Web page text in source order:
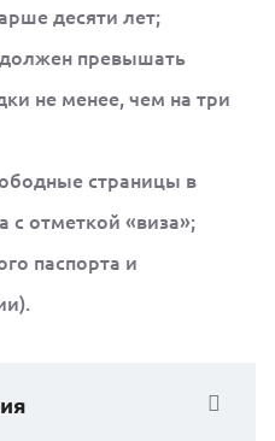
десяти лет;
превышать
не менее, чем на три
страницы в
с отметкой «виза»;
паспорта и